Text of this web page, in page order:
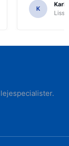
K
Karl